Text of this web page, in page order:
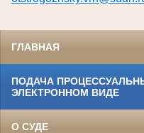
ГЛАВНАЯ
ПОДАЧА
ЭЛЕКТРОННОМ ВИДЕ
О СУДЕ